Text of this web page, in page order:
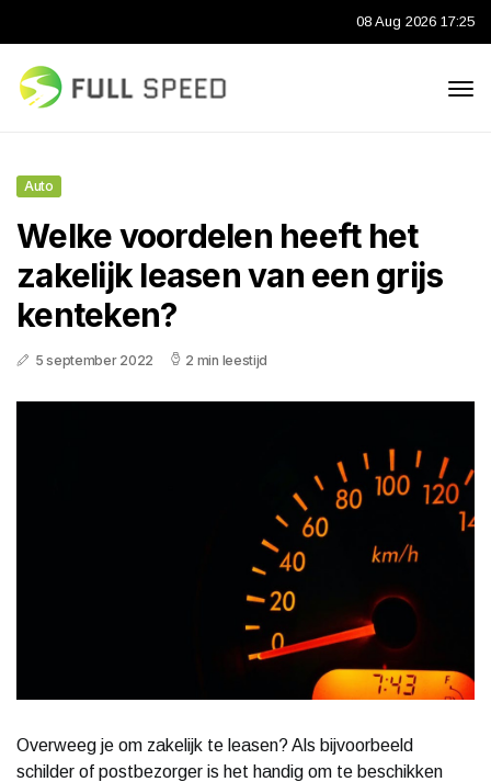
08 Aug 2026 17:25
Auto
Welke voordelen heeft het
zakelijk leasen van een grijs
kenteken?
5 september 2022 2 min leestijd
Overweeg je om zakelijk te leasen? Als bijvoorbeeld
schilder of postbezorger is het handig om te beschikken